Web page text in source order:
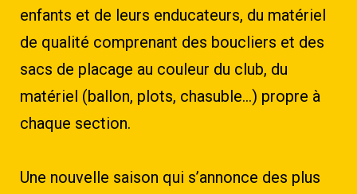
enfants et de leurs enducateurs, du matériel
de qualité comprenant des boucliers et des
sacs de placage au couleur du club, du
matériel (ballon, plots, chasuble…) propre à
chaque section.
Une nouvelle saison qui s’annonce des plus